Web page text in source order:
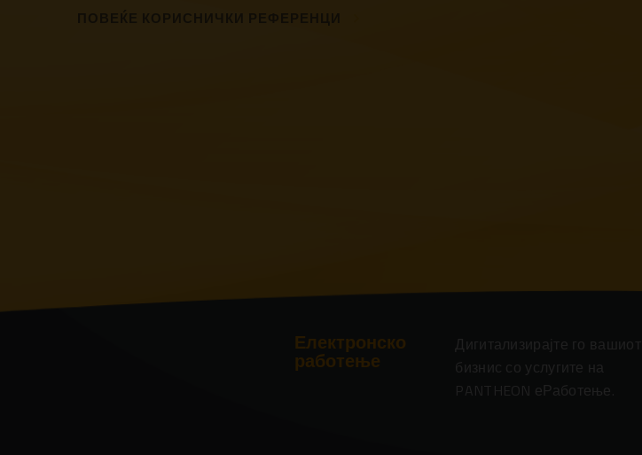
Електронско
работење
Дигитализирајте го вашиот
бизнис со услугите на
PANTHEON еРаботење.